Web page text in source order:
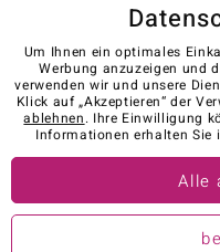
Karriere AGB
Kontakt
Visit our
© Juwelo Deutschland
Um Ihnen ein optimales
Werbung anzuzeigen und
verwenden wir und unsere
Klick auf „Akzeptieren“ der
ablehnen. Ihre Einwilligung
Informationen erhalten Sie
Alle